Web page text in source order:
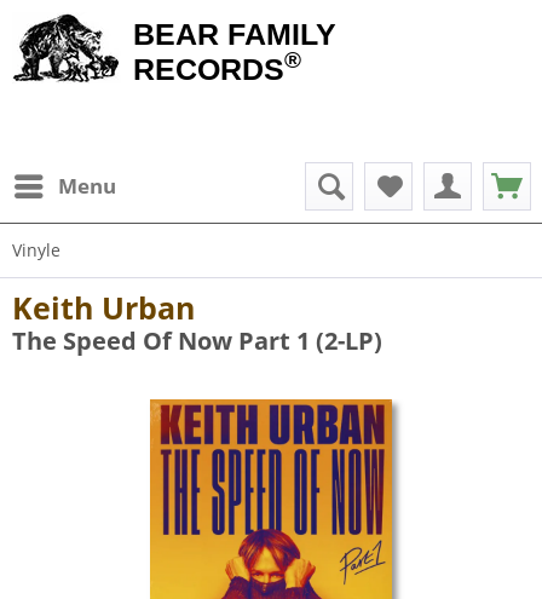
BEAR FAMILY
RECORDS®
Menu
Vinyle
Keith Urban
The Speed Of Now Part 1 (2-LP)